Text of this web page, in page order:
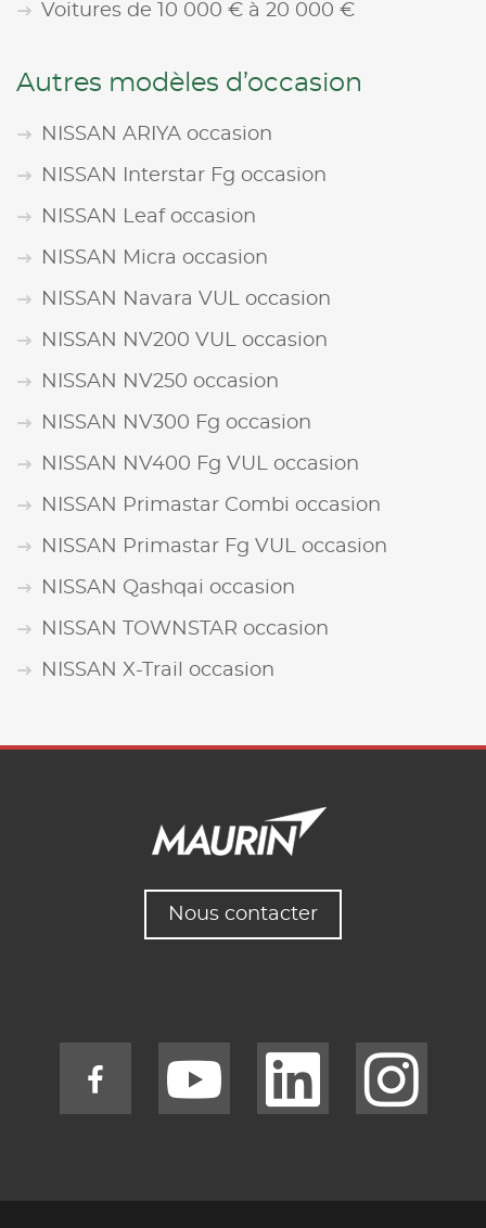
Voitures de 10 000 € à 20 000 €
Autres modèles d’occasion
NISSAN ARIYA occasion
NISSAN Interstar Fg occasion
NISSAN Leaf occasion
NISSAN Micra occasion
NISSAN Navara VUL occasion
NISSAN NV200 VUL occasion
NISSAN NV250 occasion
NISSAN NV300 Fg occasion
NISSAN NV400 Fg VUL occasion
NISSAN Primastar Combi occasion
NISSAN Primastar Fg VUL occasion
NISSAN Qashqai occasion
NISSAN TOWNSTAR occasion
NISSAN X-Trail occasion
Nous contacter